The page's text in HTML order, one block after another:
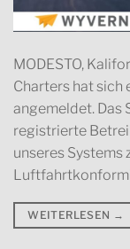
MODESTO,
Charters hat
angemeldet. Das
registrierte
unseres Systems
WEITERLESEN →